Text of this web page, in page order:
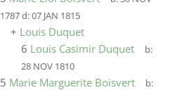
1787d:07 JAN 1815
+ Louis Duquet
6 Louis Casimir Duquet
b:
28 NOV 1810
5 Marie Marguerite Boisvert
b: